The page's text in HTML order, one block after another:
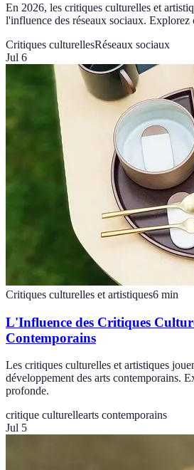
En 2026, les critiques culturelles et
l'influence des réseaux sociaux. Explorez
Critiques culturellesRéseaux sociaux
Jul 6
Critiques culturelles et artistiques6 min
L'Influence des Critiques
Contemporains
Les critiques culturelles et artistiques
développement des arts contemporains.
profonde.
critique culturellearts contemporains
Jul 5